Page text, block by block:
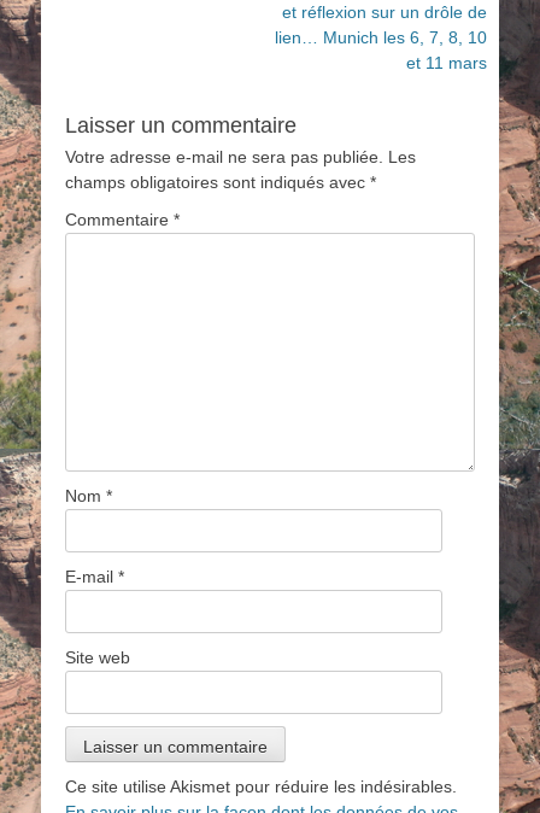
et réflexion sur un drôle de
lien… Munich les 6, 7, 8, 10
et 11 mars
Laisser un commentaire
Votre adresse e-mail ne sera pas publiée.
Les
champs obligatoires sont indiqués avec *
Commentaire *
Nom *
E-mail *
Site web
Ce site utilise Akismet pour réduire les indésirables.